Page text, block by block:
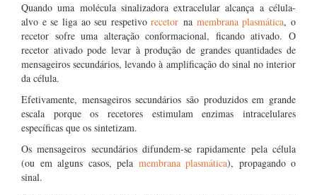
Quando uma molécula sinalizadora extracelular alcança a célula-
alvo e se liga ao seu respetivorecetor na membrana plasmática, o
recetor sofre uma alteração conformacional, ficando ativado. O
recetor ativado pode levar à produção de grandes quantidades de
mensageiros secundários, levando à amplificação do sinal no interior
da célula.
Efetivamente, mensageiros secundários são produzidos em grande
escala porque os recetores estimulam enzimas intracelulares
específicas que os sintetizam.
Os mensageiros secundários difundem-se rapidamente pela célula
(ou em alguns casos, pela membrana plasmática), propagando o
sinal.